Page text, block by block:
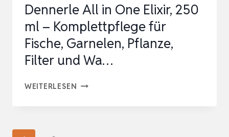
Dennerle All in One Elixir, 250
ml – Komplettpflege für
Fische, Garnelen, Pflanze,
Filter und Wa…
WEITERLESEN DENNERLE